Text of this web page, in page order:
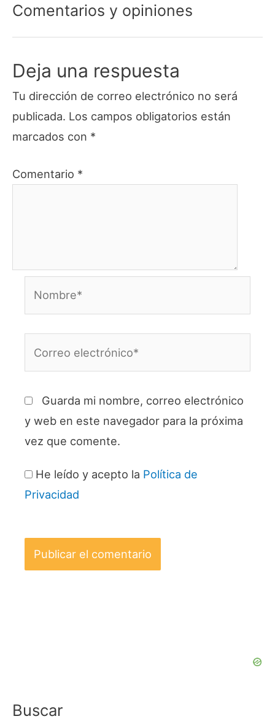
Comentarios y opiniones
Deja una respuesta
Tu dirección de correo electrónico no será
publicada. Los campos obligatorios están
marcados con *
Comentario *
Guarda mi nombre, correo electrónico
y web en este navegador para la próxima
vez que comente.
He leído y acepto la Política de
Privacidad
Buscar